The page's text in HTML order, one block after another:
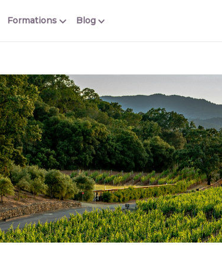
Blog
Formations